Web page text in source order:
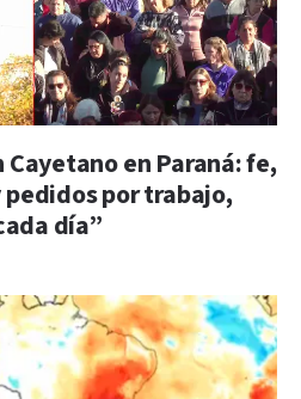
Cayetano en Paraná: fe,
por trabajo,
día”